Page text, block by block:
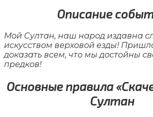
Описание
Мой Султан, наш народ издавна
искусством верховой езды!
доказать всем, что мы достойны
предков!
Основные правила
Султан